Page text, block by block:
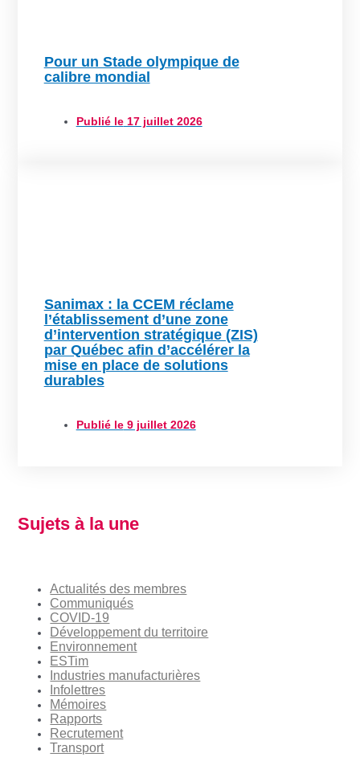
Pour un Stade olympique de
calibre mondial
Publié le17 juillet 2026
Sanimax : la CCEM réclame
l’établissement d’une zone
d’intervention stratégique (ZIS)
par Québec afin d’accélérer la
mise en place de solutions
durables
Publié le9 juillet 2026
Sujets à la une
Actualités des membres
Communiqués
COVID-19
Développement du territoire
Environnement
ESTim
Industries manufacturières
Infolettres
Mémoires
Rapports
Recrutement
Transport